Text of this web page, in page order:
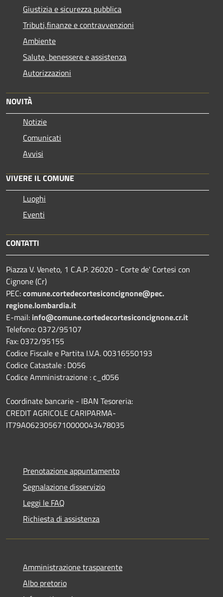
Giustizia e sicurezza pubblica
Tributi,finanze e contravvenzioni
Ambiente
Salute, benessere e assistenza
Autorizzazioni
NOVITÀ
Notizie
Comunicati
Avvisi
VIVERE IL COMUNE
Luoghi
Eventi
CONTATTI
Piazza V. Veneto, 1 C.A.P. 26020 - Corte de' Cortesi con
Cignone (Cr)
PEC:comune.cortedecortesiconcignone@pec.
regione.lombardia.it
E-mail: info@comune.cortedecortesiconcignone.cr.it
Telefono: 0372/95107
Fax: 0372/95155
Codice Fiscale e Partita I.V.A. 00316550193
Codice Catastale : D056
Codice Amministrazione : c_d056
Coordinate bancarie - IBAN Tesoreria:
CREDIT AGRICOLE CARIPARMA-
IT79A0623056710000043478035
Prenotazione appuntamento
Segnalazione disservizio
Leggi le FAQ
Richiesta di assistenza
Amministrazione trasparente
Albo pretorio